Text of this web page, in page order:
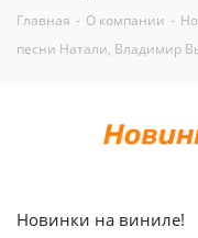
Главная - О компании -
песни Натали, Владимир
Новинки на виниле!